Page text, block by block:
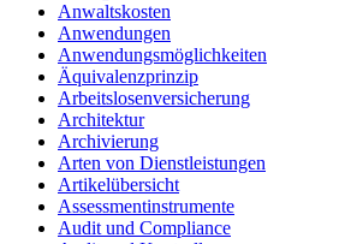
Anwaltskosten
Anwendungen
Anwendungsmöglichkeiten
Äquivalenzprinzip
Arbeitslosenversicherung
Architektur
Archivierung
Arten von Dienstleistungen
Artikelübersicht
Assessmentinstrumente
Audit und Compliance